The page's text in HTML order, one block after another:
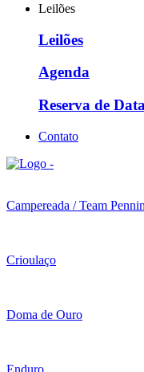
Leilões
Leilões
Agenda
Reserva de
Contato
Campereada / Team
Crioulaço
Doma de Ouro
Enduro